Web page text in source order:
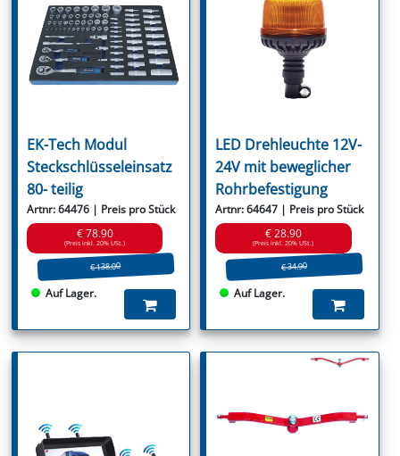
EK-Tech Modul
Steckschlüsseleinsatz
80- teilig
Artnr: 64476 | Preis pro Stück
€ 78.90
(Preis inkl. 20% USt.)
€ 138.00
Auf Lager.
LED Drehleuchte 12V-
24V mit beweglicher
Rohrbefestigung
Artnr: 64647 | Preis pro Stück
€ 28.90
(Preis inkl. 20% USt.)
€ 34.90
Auf Lager.